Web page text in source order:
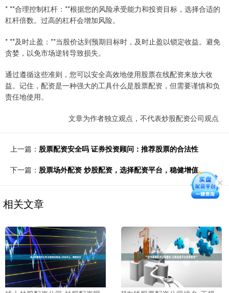
* **合理控制杠杆：**根据您的风险承受能力和投资目标，选择合适的
杠杆倍数。过高的杠杆会增加风险。
* **及时止盈：**当股价达到预期目标时，及时止盈以锁定收益。避免
贪婪，以免市场逆转导致损失。
通过遵循这些准则，您可以安全高效地使用股票在线配资来放大收
益。记住，配资是一种强大的工具什么是股票配资，但需要谨慎和负
责任地使用。
文章为作者独立观点，不代表炒股配资公司观点
上一篇： 股票配资安全吗 证券投资顾问：推荐股票的合法性
下一篇： 股票场外配资 炒股配资，选择配资平台，稳健增值
相关文章